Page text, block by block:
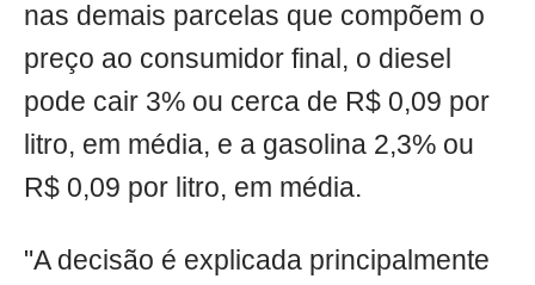
nas demais parcelas que compõem o
preço ao consumidor final, o diesel
pode cair 3% ou cerca de R$ 0,09 por
litro, em média, e a gasolina 2,3% ou
R$ 0,09 por litro, em média.
"A decisão é explicada principalmente